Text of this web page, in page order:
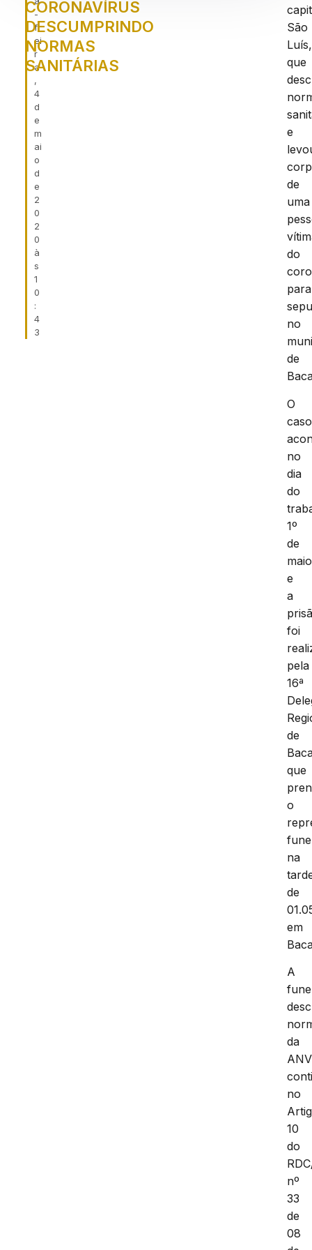
-
f
ei
r
a
,
4
d
e
m
ai
o
d
e
2
0
2
0
à
s
1
0
:
4
3
CORONAVÍRUS
DESCUMPRINDO
NORMAS
SANITÁRIAS
São
Luís,
que
e
de
uma
do
para
no
de
O
caso
no
dia
do
1º
de
e
a
foi
pela
16ª
de
que
o
na
de
em
A
da
no
10
do
nº
33
de
08